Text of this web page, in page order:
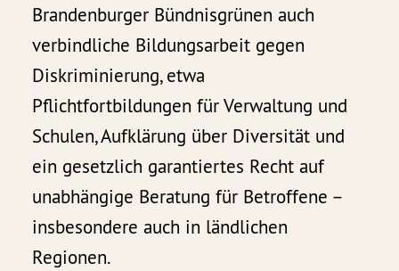
Brandenburger Bündnisgrünen auch
verbindliche Bildungsarbeit gegen
Diskriminierung, etwa
Pflichtfortbildungen für Verwaltung und
Schulen, Aufklärung über Diversität und
ein gesetzlich garantiertes Recht auf
unabhängige Beratung für Betroffene –
insbesondere auch in ländlichen
Regionen.